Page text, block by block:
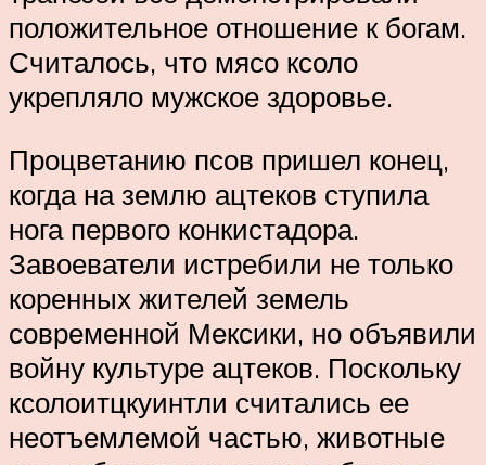
положительное отношение к богам.
Считалось, что мясо ксоло
укрепляло мужское здоровье.
Процветанию псов пришел конец,
когда на землю ацтеков ступила
нога первого конкистадора.
Завоеватели истребили не только
коренных жителей земель
современной Мексики, но объявили
войну культуре ацтеков. Поскольку
ксолоитцкуинтли считались ее
неотъемлемой частью, животные